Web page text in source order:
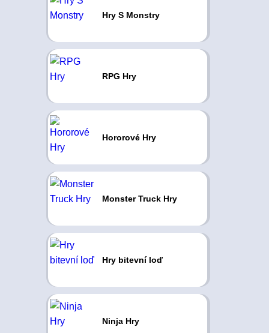
Hry S Monstry
RPG Hry
Hororové Hry
Monster Truck Hry
Hry bitevní loď
Ninja Hry